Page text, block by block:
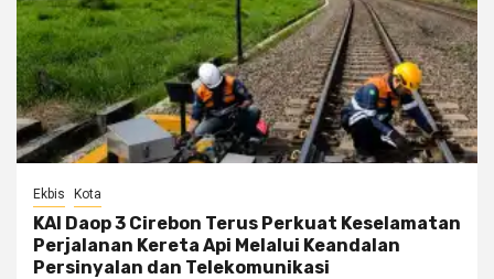
Ekbis Kota
KAI Daop 3 Cirebon Terus Perkuat Keselamatan
Perjalanan Kereta Api Melalui Keandalan
Persinyalan dan Telekomunikasi